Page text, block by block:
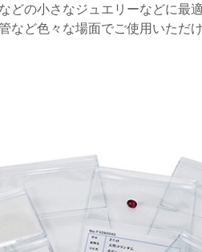
どの小さなジュエリーなどに最適
など色々な場面でご使用いただけ